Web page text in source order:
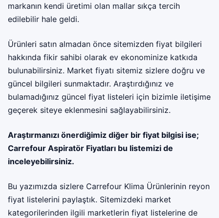
markanın kendi üretimi olan mallar sıkça tercih
edilebilir hale geldi.
Ürünleri satın almadan önce sitemizden fiyat bilgileri
hakkında fikir sahibi olarak ev ekonominize katkıda
bulunabilirsiniz. Market fiyatı sitemiz sizlere doğru ve
güncel bilgileri sunmaktadır. Araştırdığınız ve
bulamadığınız güncel fiyat listeleri için bizimle iletişime
geçerek siteye eklenmesini sağlayabilirsiniz.
Araştırmanızı önerdiğimiz diğer bir fiyat bilgisi ise;
Carrefour Aspiratör Fiyatları bu listemizi de
inceleyebilirsiniz.
Bu yazımızda sizlere Carrefour Klima Ürünlerinin reyon
fiyat listelerini paylaştık. Sitemizdeki market
kategorilerinden ilgili marketlerin fiyat listelerine de